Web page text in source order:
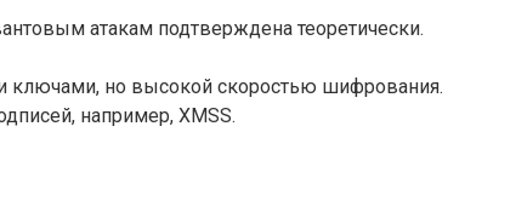
атакам подтверждена теоретически.
ключами, но высокой скоростью шифрования.
например, XMSS.